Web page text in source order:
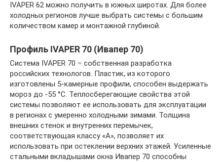
IVAPER 62 можно получить в южных широтах. Для более
холодных регионов лучше выбрать системы с большим
количеством камер и монтажной глубиной.
Профиль IVAPER 70 (Ивапер 70)
Система IVAPER 70 – собственная разработка
российских технологов. Пластик, из которого
изготовлены 5-камерные профили, способен выдержать
мороз до -55 °C. Теплосберегающие свойства этой
системы позволяют ее использовать для эксплуатации
в регионах с умеренно холодными зимами. Толщина
внешних стенок и внутренних перемычек,
соответствующая классу «A», позволяет их
использовать при остеклении верхних этажей. Усиленные
стальными вкладышами окна Ивапер 70 способны